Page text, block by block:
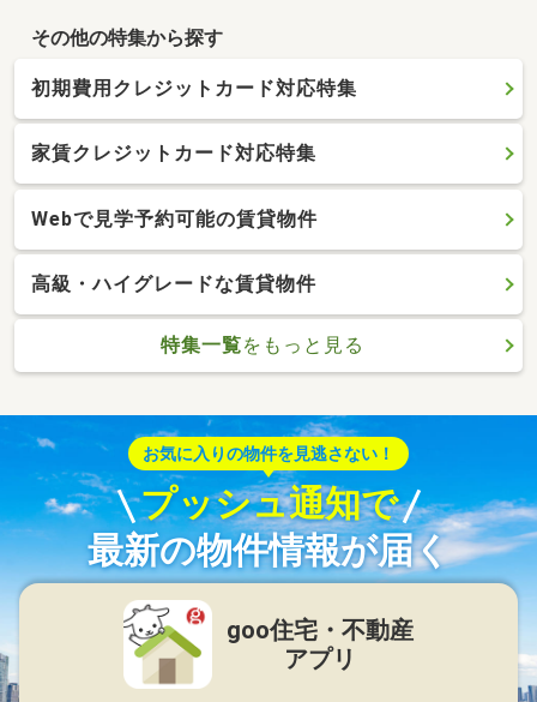
その他の特集から探す
初期費用クレジットカード対応特集
家賃クレジットカード対応特集
Webで見学予約可能の賃貸物件
高級・ハイグレードな賃貸物件
特集一覧をもっと見る
お気に入りの物件を見逃さない！
プッシュ通知で
最新の物件情報が届く
goo住宅・不動産
アプリ